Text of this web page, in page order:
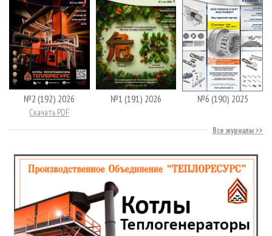
№2 (192) 2026
Скачать PDF
№1 (191) 2026 №6 (190) 2025
Все журналы